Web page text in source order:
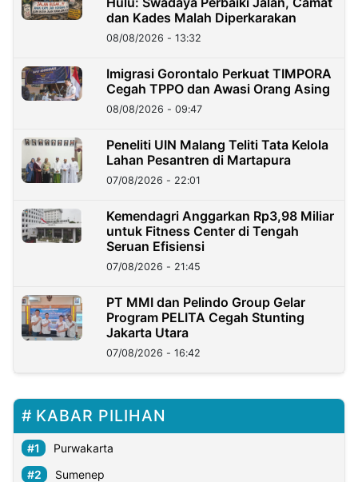
dan Kades Malah Diperkarakan
08/08/2026 - 13:32
Imigrasi Gorontalo Perkuat TIMPORA
Cegah TPPO dan Awasi Orang Asing
08/08/2026 - 09:47
Peneliti UIN Malang Teliti Tata Kelola
Lahan Pesantren di Martapura
07/08/2026 - 22:01
Kemendagri Anggarkan Rp3,98 Miliar
untuk Fitness Center di Tengah
Seruan Efisiensi
07/08/2026 - 21:45
PT MMI dan Pelindo Group Gelar
Program PELITA Cegah Stunting
Jakarta Utara
07/08/2026 - 16:42
KABAR PILIHAN
Purwakarta
Sumenep